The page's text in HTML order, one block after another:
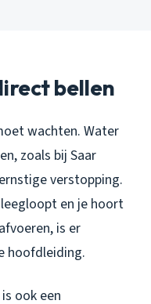
bellen
wachten. Water
zoals bij Saar
verstopping.
en je hoort
is er
hoofdleiding.
ook een